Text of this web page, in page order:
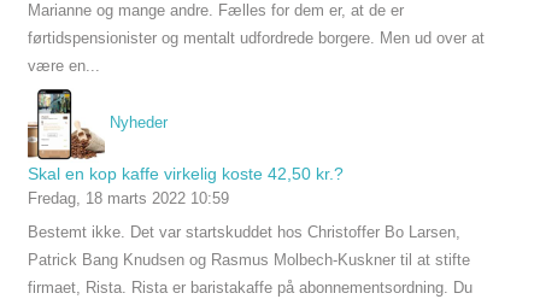
Marianne og mange andre. Fælles for dem er, at de er
førtidspensionister og mentalt udfordrede borgere. Men ud over at
være en...
Nyheder
Skal en kop kaffe virkelig koste 42,50 kr.?
Fredag, 18 marts 2022 10:59
Bestemt ikke. Det var startskuddet hos Christoffer Bo Larsen,
Patrick Bang Knudsen og Rasmus Molbech-Kuskner til at stifte
firmaet, Rista. Rista er baristakaffe på abonnementsordning. Du